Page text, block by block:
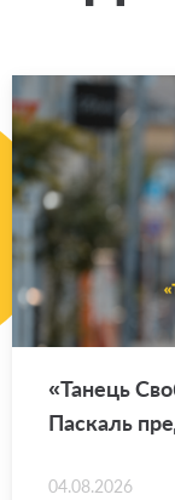
«Та­нець
Па­скаль
04.08.2026